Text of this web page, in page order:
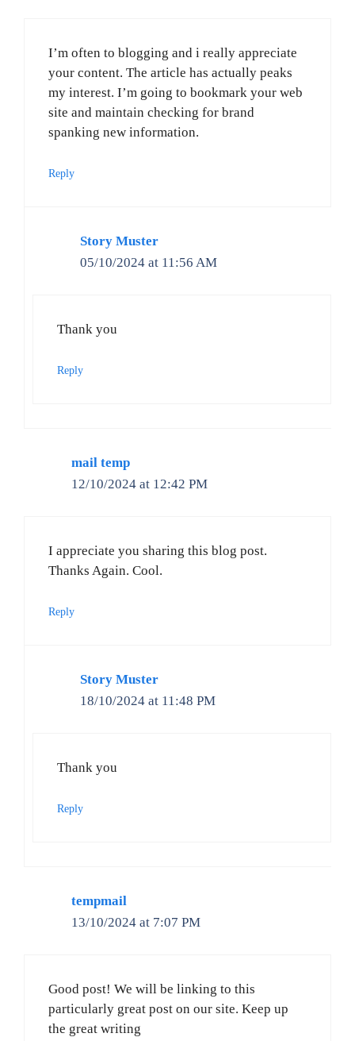
I’m often to blogging and i really appreciate
your content. The article has actually peaks
my interest. I’m going to bookmark your web
site and maintain checking for brand
spanking new information.
Reply
Story Muster
05/10/2024 at 11:56 AM
Thank you
Reply
mail temp
12/10/2024 at 12:42 PM
I appreciate you sharing this blog post.
Thanks Again. Cool.
Reply
Story Muster
18/10/2024 at 11:48 PM
Thank you
Reply
tempmail
13/10/2024 at 7:07 PM
Good post! We will be linking to this
particularly great post on our site. Keep up
the great writing